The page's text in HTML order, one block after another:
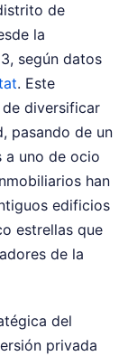
de
la
según datos
. Este
diversificar
pasando de un
a uno de ocio
han
edificios
estrellas que
de la
del
privada